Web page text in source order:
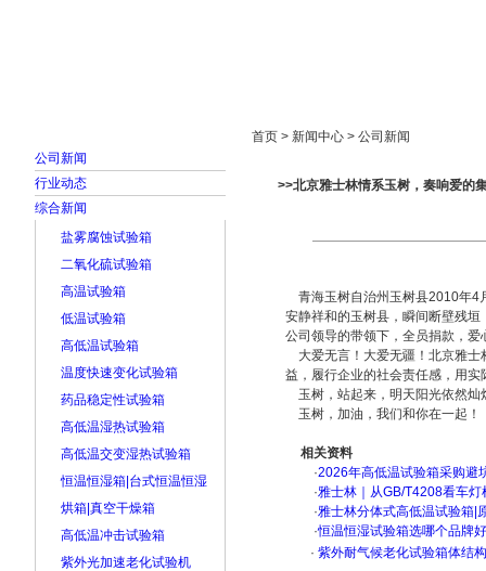
公司新闻
行业动态
综合新闻
盐雾腐蚀试验箱
二氧化硫试验箱
高温试验箱
低温试验箱
高低温试验箱
温度快速变化试验箱
药品稳定性试验箱
高低温湿热试验箱
高低温交变湿热试验箱
恒温恒湿箱|台式恒温恒湿
烘箱|真空干燥箱
高低温冲击试验箱
紫外光加速老化试验机
首页 > 新闻中心 > 公司新闻
>>北京雅士林情系玉树，奏响爱的
青海玉树自治州玉树县2010年4
安静祥和的玉树县，瞬间断壁残
公司领导的带领下，全员捐款，
大爱无言！大爱无疆！北京雅士
益，履行企业的社会责任感，用实
玉树，站起来，明天阳光依然灿
玉树，加油，我们和你在一起！
相关资料
·2026年高低温试验箱采购
·雅士林｜从GB/T4208看车
·雅士林分体式高低温试验箱|
·恒温恒湿试验箱选哪个品牌
· 紫外耐气候老化试验箱体结